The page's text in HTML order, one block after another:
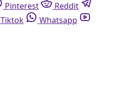
Pinterest
Reddit
Tiktok
Whatsapp